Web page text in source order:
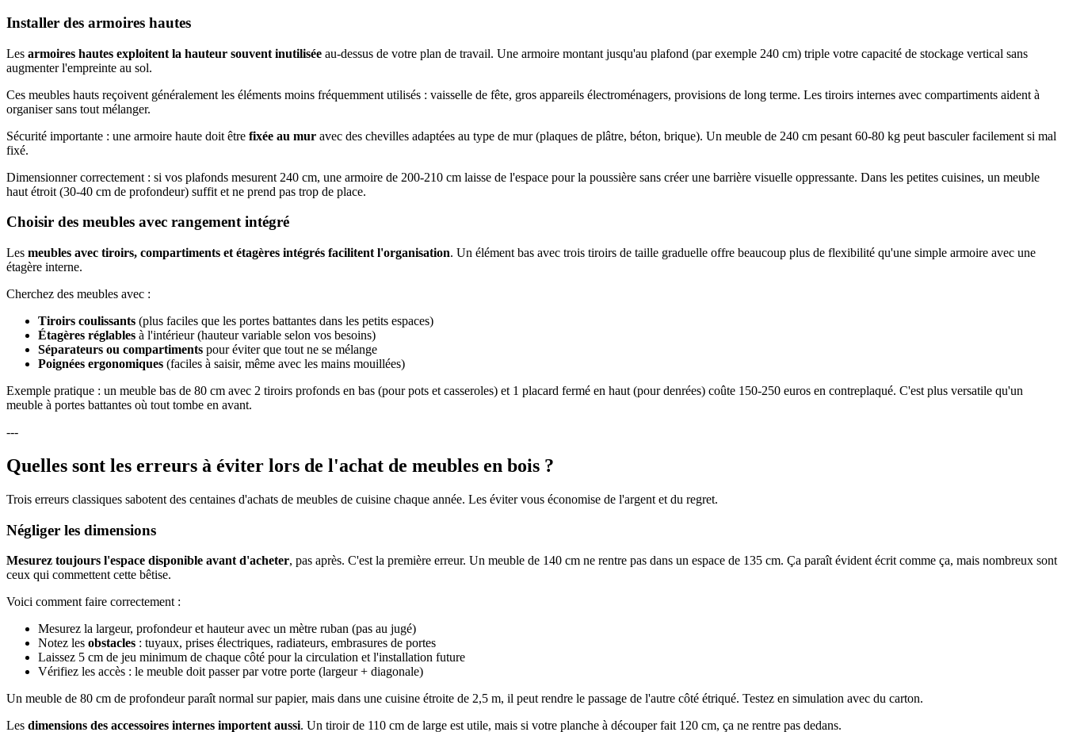
Installer des armoires hautes
Les armoires hautes exploitent la hauteur souvent inutilisée au-dessus de votre plan de travail. Une armoire montant jusqu'au plafond (par exemple 240 cm) triple votre capacité de stockage vertical sans
augmenter l'empreinte au sol.
Ces meubles hauts reçoivent généralement les éléments moins fréquemment utilisés : vaisselle de fête, gros appareils électroménagers, provisions de long terme. Les tiroirs internes avec compartiments aident à
organiser sans tout mélanger.
Sécurité importante : une armoire haute doit être fixée au mur avec des chevilles adaptées au type de mur (plaques de plâtre, béton, brique). Un meuble de 240 cm pesant 60-80 kg peut basculer facilement si mal
fixé.
Dimensionner correctement : si vos plafonds mesurent 240 cm, une armoire de 200-210 cm laisse de l'espace pour la poussière sans créer une barrière visuelle oppressante. Dans les petites cuisines, un meuble
haut étroit (30-40 cm de profondeur) suffit et ne prend pas trop de place.
Choisir des meubles avec rangement intégré
Les meubles avec tiroirs, compartiments et étagères intégrés facilitent l'organisation. Un élément bas avec trois tiroirs de taille graduelle offre beaucoup plus de flexibilité qu'une simple armoire avec une
étagère interne.
Cherchez des meubles avec :
Tiroirs coulissants (plus faciles que les portes battantes dans les petits espaces)
Étagères réglables à l'intérieur (hauteur variable selon vos besoins)
Séparateurs ou compartiments pour éviter que tout ne se mélange
Poignées ergonomiques (faciles à saisir, même avec les mains mouillées)
Exemple pratique : un meuble bas de 80 cm avec 2 tiroirs profonds en bas (pour pots et casseroles) et 1 placard fermé en haut (pour denrées) coûte 150-250 euros en contreplaqué. C'est plus versatile qu'un
meuble à portes battantes où tout tombe en avant.
---
Quelles sont les erreurs à éviter lors de l'achat de meubles en bois ?
Trois erreurs classiques sabotent des centaines d'achats de meubles de cuisine chaque année. Les éviter vous économise de l'argent et du regret.
Négliger les dimensions
Mesurez toujours l'espace disponible avant d'acheter, pas après. C'est la première erreur. Un meuble de 140 cm ne rentre pas dans un espace de 135 cm. Ça paraît évident écrit comme ça, mais nombreux sont
ceux qui commettent cette bêtise.
Voici comment faire correctement :
Mesurez la largeur, profondeur et hauteur avec un mètre ruban (pas au jugé)
Notez les obstacles : tuyaux, prises électriques, radiateurs, embrasures de portes
Laissez 5 cm de jeu minimum de chaque côté pour la circulation et l'installation future
Vérifiez les accès : le meuble doit passer par votre porte (largeur + diagonale)
Un meuble de 80 cm de profondeur paraît normal sur papier, mais dans une cuisine étroite de 2,5 m, il peut rendre le passage de l'autre côté étriqué. Testez en simulation avec du carton.
Les dimensions des accessoires internes importent aussi. Un tiroir de 110 cm de large est utile, mais si votre planche à découper fait 120 cm, ça ne rentre pas dedans.